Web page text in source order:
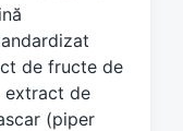
de fructe de
extract de
(piper